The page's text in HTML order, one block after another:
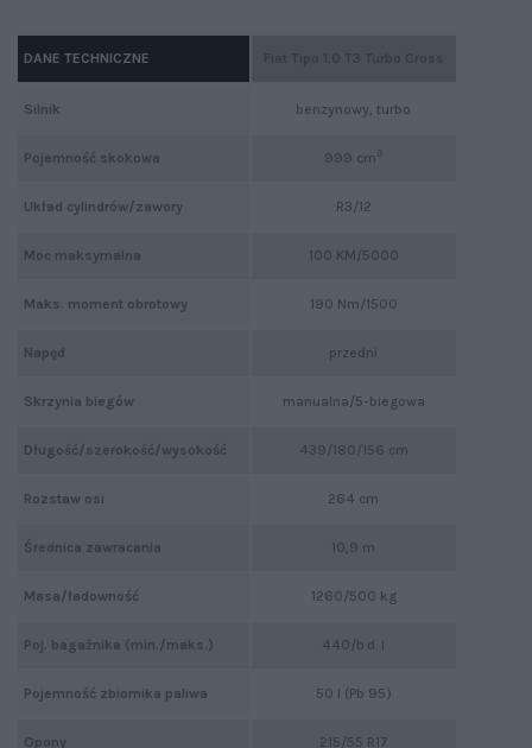
benzynowy, turbo
999 cm 3
R3/12
100 KM/5000
190 Nm/1500
przedni
manualna/5-biegowa
439/180/156 cm
264 cm
10,9 m
1260/500 kg
440/b.d. l
50 l (Pb 95)
215/55 R17
DANE TECHNICZNE
Silnik
Pojemność skokowa
Układ cylindrów/zawory
Moc maksymalna
Maks. moment obrotowy
Napęd
Skrzynia biegów
Długość/szerokość/wysokość
Rozstaw osi
Średnica zawracania
Masa/ładowność
Poj. bagażnika (min./maks.)
Pojemność zbiornika paliwa
Opony